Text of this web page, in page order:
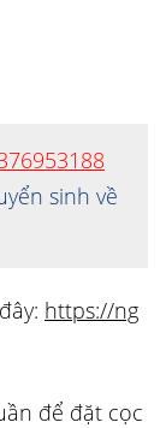
sinh về
https://ng
để đặt cọc